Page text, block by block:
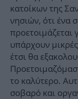
κατοίκων της
νησιών, ότι ένα
προετοιμάζεται
υπάρχουν
έτσι θα
το καλύτερο.
σοβαρό και